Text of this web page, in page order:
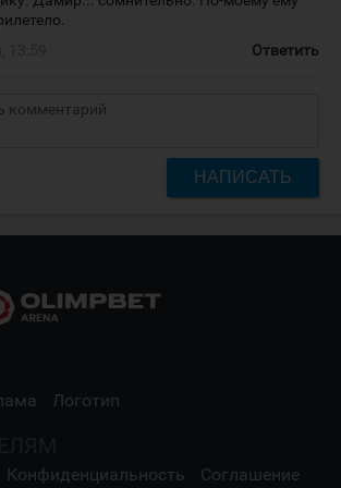
Ответить
НАПИСАТЬ
Логотип
Конфиденциальность Соглашение